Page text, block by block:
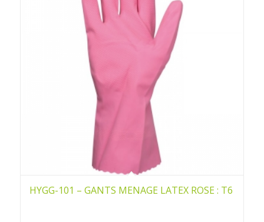
HYGG-101 – GANTS MENAGE LATEX ROSE : T6